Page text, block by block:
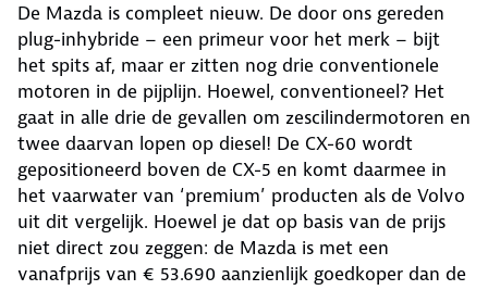
De Mazda is compleet nieuw. De door ons gereden
plug-inhybride – een primeur voor het merk – bijt
het spits af, maar er zitten nog drie conventionele
motoren in de pijplijn. Hoewel, conventioneel? Het
gaat in alle drie de gevallen om zescilindermotoren en
twee daarvan lopen op diesel! De CX-60 wordt
gepositioneerd boven de CX-5 en komt daarmee in
het vaarwater van ‘premium’ producten als de Volvo
uit dit vergelijk. Hoewel je dat op basis van de prijs
niet direct zou zeggen: de Mazda is met een
vanafprijs van € 53.690 aanzienlijk goedkoper dan de